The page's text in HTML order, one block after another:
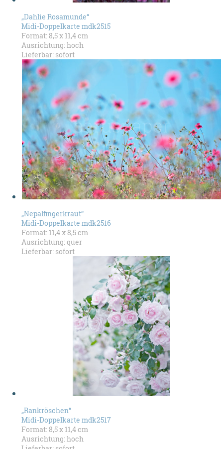
„Dahlie Rosamunde“
Midi-Doppelkarte mdk2515
Format: 8,5 x 11,4 cm
Ausrichtung: hoch
Lieferbar: sofort
„Nepalfingerkraut“
Midi-Doppelkarte mdk2516
Format: 11,4 x 8,5 cm
Ausrichtung: quer
Lieferbar: sofort
„Rankröschen“
Midi-Doppelkarte mdk2517
Format: 8,5 x 11,4 cm
Ausrichtung: hoch